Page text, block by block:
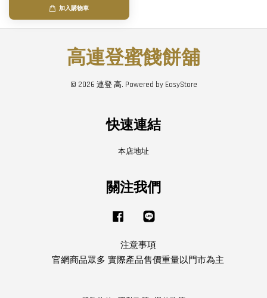
加入購物車
高連登蜜餞餅舖
© 2026 連登 高. Powered by EasyStore
快速連結
本店地址
關注我們
Facebook
注意事項
官網商品眾多 實際產品售價重量以門市為主